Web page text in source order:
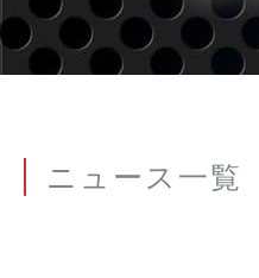
ニュース一覧